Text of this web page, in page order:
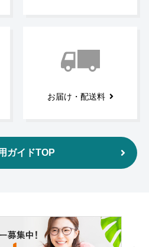
お届け・配送料
ガイドTOP